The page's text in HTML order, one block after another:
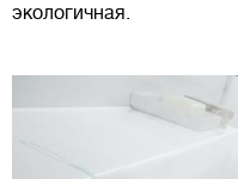
экологичная.